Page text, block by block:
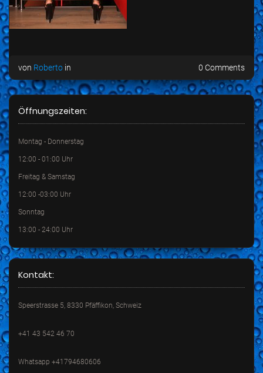
von Roberto in 0 Comments
Öffnungszeiten:
Montag - Donnerstag
12:00 - 01:00 Uhr
Freitag & Samstag
12:00 -03:00 Uhr
Sonntag
13:00 - 24:00 Uhr
Kontakt:
Speerstrasse 5, 8330 Pfäffikon, Schweiz
+41 43 542 46 70
Whatsapp +41794680606